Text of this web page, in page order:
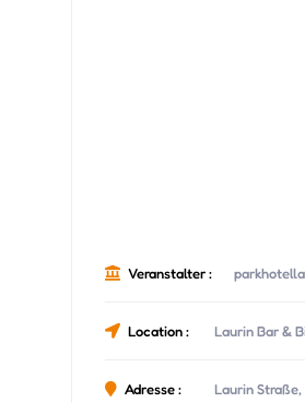
Veranstalter :
Location : Laurin Bar &
Adresse : Laurin Straße,